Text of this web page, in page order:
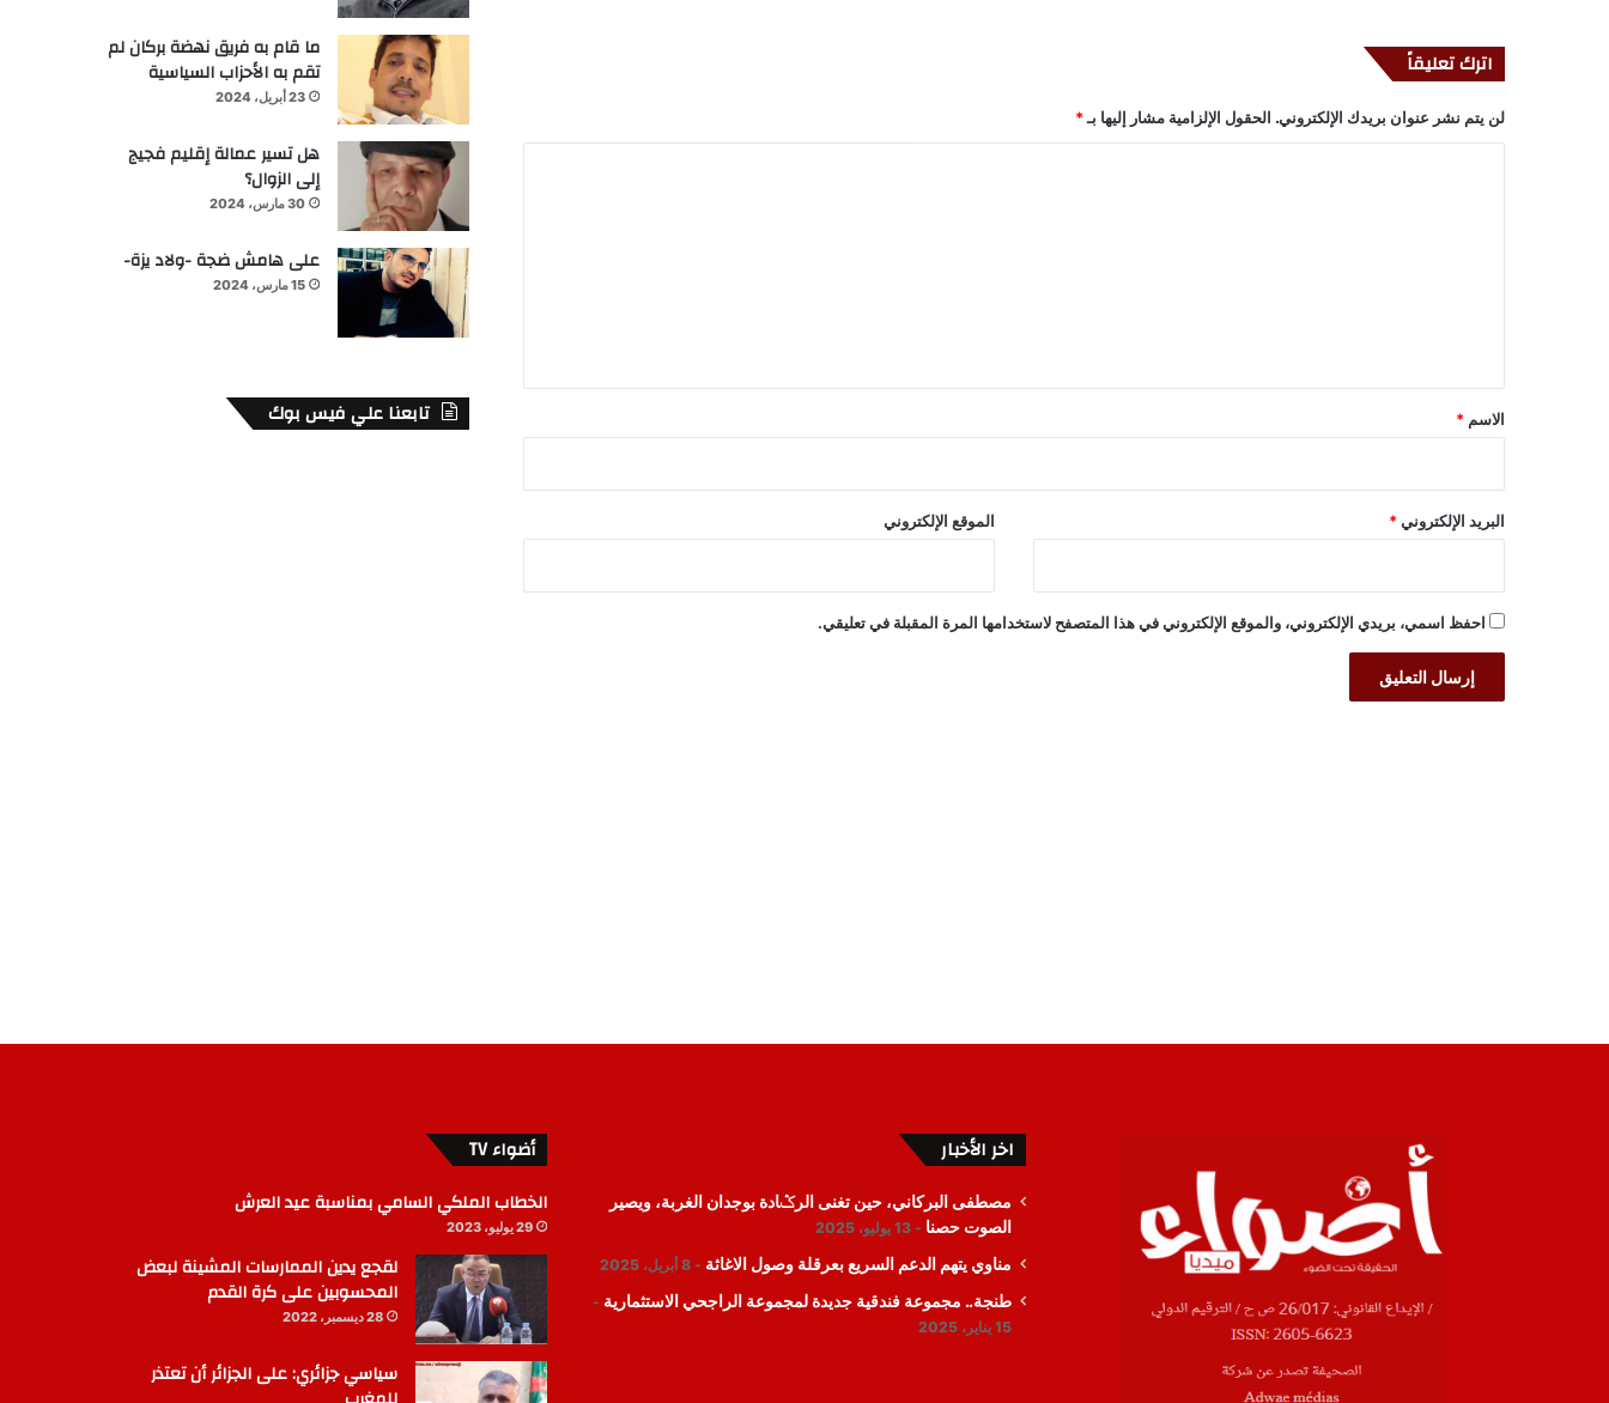
اترك تعليقاً
لن يتم نشر عنوان بريدك الإلكتروني. الحقول الإلزامية مشار إليها بـ *
*
الاسم *
البريد الإلكتروني * الموقع الإلكتروني
احفظ اسمي، بريدي الإلكتروني، والموقع الإلكتروني في هذا المتصفح لاستخدامها المرة المقبلة في تعليقي.
ما قام به فريق نهضة بركان لم
تقم به الأحزاب السياسية
23 أبريل، 2024
هل تسير عمالة إقليم فجيج
إلى الزوال؟
30 مارس، 2024
على هامش ضجة -ولاد يزة-
15 مارس، 2024
تابعنا علي فيس بوك
اخر الأخبار
مصطفى البركاني، حين تغنى الرݣادة بوجدان الغربة، ويصير
الصوت حصنا
13 يوليو، 2025
مناوي يتهم الدعم السريع بعرقلة وصول الاغاثة 8 أبريل، 2025
طنجة.. مجموعة فندقية جديدة لمجموعة الراجحي الاستثمارية
15 يناير، 2025
أضواء TV
الخطاب الملكي السامي بمناسبة عيد العرش
29 يوليو، 2023
لقجع يدين الممارسات المشينة لبعض
المحسوبين على كرة القدم
28 ديسمبر، 2022
سياسي جزائري: على الجزائر أن تعتذر